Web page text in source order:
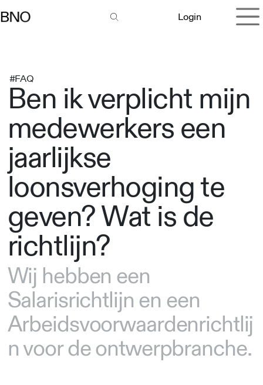
Login
#FAQ
Ben ik verplicht mijn
medewerkers een
jaarlijkse
loonsverhoging te
geven? Wat is de
richtlijn?
Wij hebben een
Salarisrichtlijn en een
Arbeidsvoorwaardenrichtlij
n voor de ontwerpbranche.